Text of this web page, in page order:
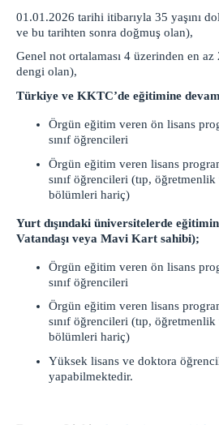
01.01.2026 tarihi itibarıyla 35 yaşını
ve bu tarihten sonra doğmuş olan),
Genel not ortalaması 4 üzerinden en
dengi olan),
Türkiye ve KKTC’de eğitimine
Örgün eğitim veren ön lisans
sınıf öğrencileri
Örgün eğitim veren lisans
sınıf öğrencileri (tıp,
bölümleri hariç)
Yurt dışındaki üniversitelerde
Vatandaşı veya Mavi Kart sahibi);
Örgün eğitim veren ön lisans
sınıf öğrencileri
Örgün eğitim veren lisans
sınıf öğrencileri (tıp,
bölümleri hariç)
Yüksek lisans ve doktora
yapabilmektedir.